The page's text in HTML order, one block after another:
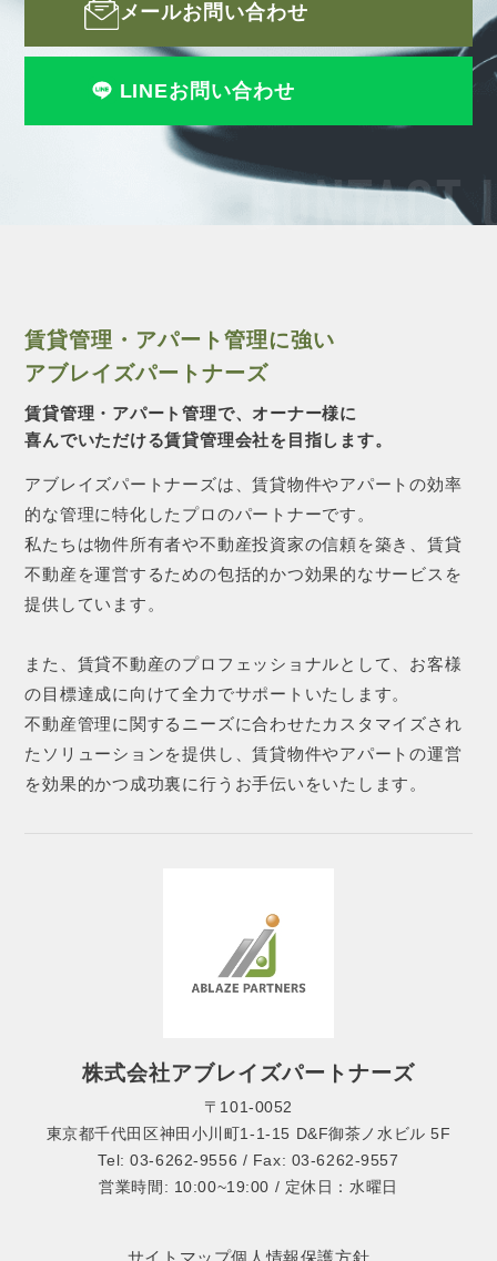
CONTACT
メールお問い合わせ
LINEお問い合わせ
賃貸管理・アパート管理に強い
アブレイズパートナーズ
賃貸管理・アパート管理で、オーナー様に
喜んでいただける賃貸管理会社を目指します。
アブレイズパートナーズは、賃貸物件やアパートの効率
的な管理に特化したプロのパートナーです。
私たちは物件所有者や不動産投資家の信頼を築き、賃貸
不動産を運営するための包括的かつ効果的なサービスを
提供しています。
また、賃貸不動産のプロフェッショナルとして、お客様
の目標達成に向けて全力でサポートいたします。
不動産管理に関するニーズに合わせたカスタマイズされ
たソリューションを提供し、賃貸物件やアパートの運営
を効果的かつ成功裏に行うお手伝いをいたします。
株式会社アブレイズパートナーズ
〒101-0052
東京都千代田区神田小川町1-1-15 D&F御茶ノ水ビル 5F
Tel: 03-6262-9556 / Fax: 03-6262-9557
営業時間: 10:00~19:00 / 定休日：水曜日
サイトマップ個人情報保護方針